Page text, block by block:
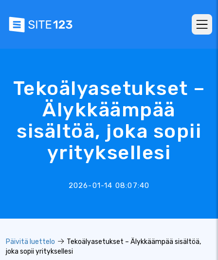
Tekoälyasetukset –
Älykkäämpää
sisältöä, joka sopii
yrityksellesi
2026-01-14 08:07:40
Päivitä luettelo
Tekoälyasetukset – Älykkäämpää sisältöä,
joka sopii yrityksellesi